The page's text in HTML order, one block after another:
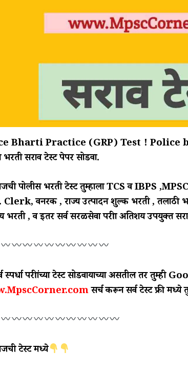
Bharti Practice (GRP) Test ! Police
सराव टेस्ट पेपर सोडवा.
पोलीस भरती टेस्ट तुम्हाला TCS व IBPS
वनरक्षक , राज्य उत्पादन शुल्क भरती , तलाठी
भरती , व इतर सर्व सरळसेवा परीक्षा अतिशय उपयुक्त
स्पर्धा परीक्षांच्या टेस्ट सोडवायाच्या असतील तर तुम्ही
सर्च करून सर्व टेस्ट फ्री मध्ये
टेस्ट मध्ये